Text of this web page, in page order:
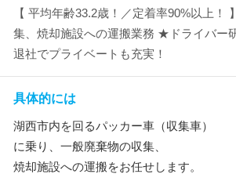
【 平均年齢33.2歳！／定着率90%以上！
集、焼却施設への運搬業務 ★ドライバー
退社でプライベートも充実！
具体的には
湖西市内を回るパッカー車（収集車）
に乗り、一般廃棄物の収集、
焼却施設への運搬をお任せします。